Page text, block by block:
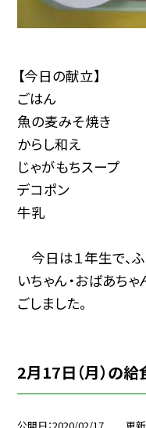
【今日の献立】
ごはん
魚の麦みそ焼き
からし和え
じゃがもちスープ
デコポン
牛乳
今日は１年生で、
いちゃん・おばあち
ごしました。
2月17日（月）の給